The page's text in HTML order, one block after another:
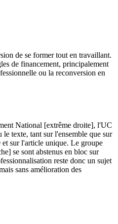
de se former tout en travaillant.
de financement, principalement
ou la reconversion en
National [extrême droite], l'UC
texte, tant sur l'ensemble que sur
sur l'article unique. Le groupe
se sont abstenus en bloc sur
reste donc un sujet
sans amélioration des